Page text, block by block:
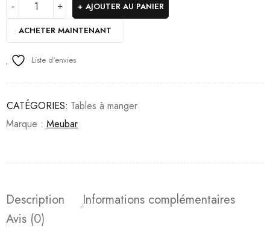
AJOUTER AU PANIER
ACHETER MAINTENANT
Liste d'envies
CATÉGORIES: Tables à manger
Marque : Meubar
Description
Informations complémentaires
Avis (0)